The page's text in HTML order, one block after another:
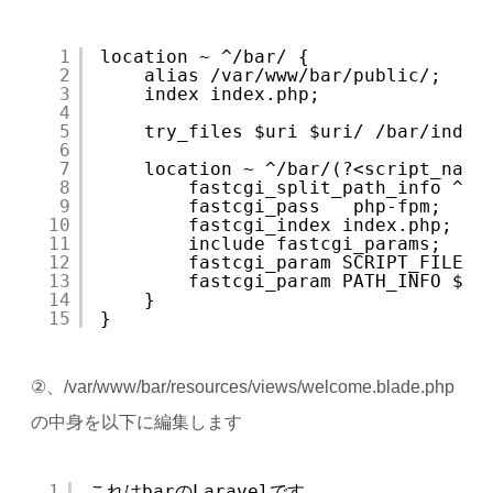
1
2
3
4
5
6
7
8
9
10
11
12
13
14
15
location ~ ^/bar/ {
alias /var/www/bar/public/;
index index.php;
try_files $uri $uri/ /bar/
location ~ ^/bar/
fastcgi_split_path_info
fastcgi_pass   php-fpm;
fastcgi_index index.php;
include fastcgi_params;
fastcgi_param
fastcgi_param PATH_INFO
}
}
②、/var/www/bar/resources/views/welcome.blade.php
の中身を以下に編集します